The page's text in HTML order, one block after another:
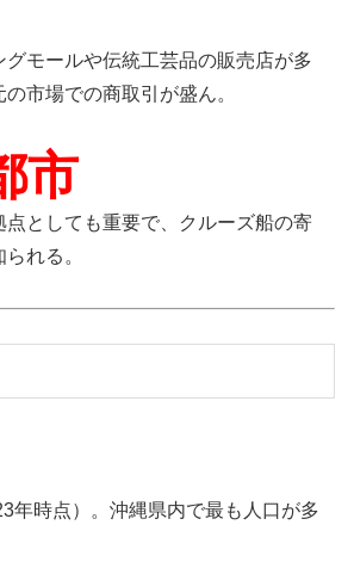
グモールや伝統工芸品の販売店が多
市場での商取引が盛ん。
市
点としても重要で、クルーズ船の寄
れる。
年時点）。沖縄県内で最も人口が多